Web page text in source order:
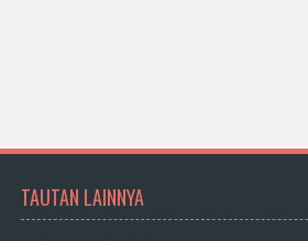
TAUTAN LAINNYA